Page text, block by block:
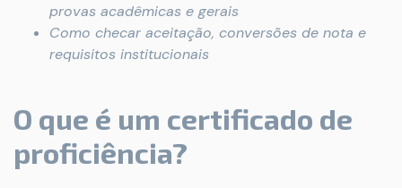
provas acadêmicas e gerais
Como checar aceitação, conversões de nota e
requisitos institucionais
O que é um certificado de
proficiência?